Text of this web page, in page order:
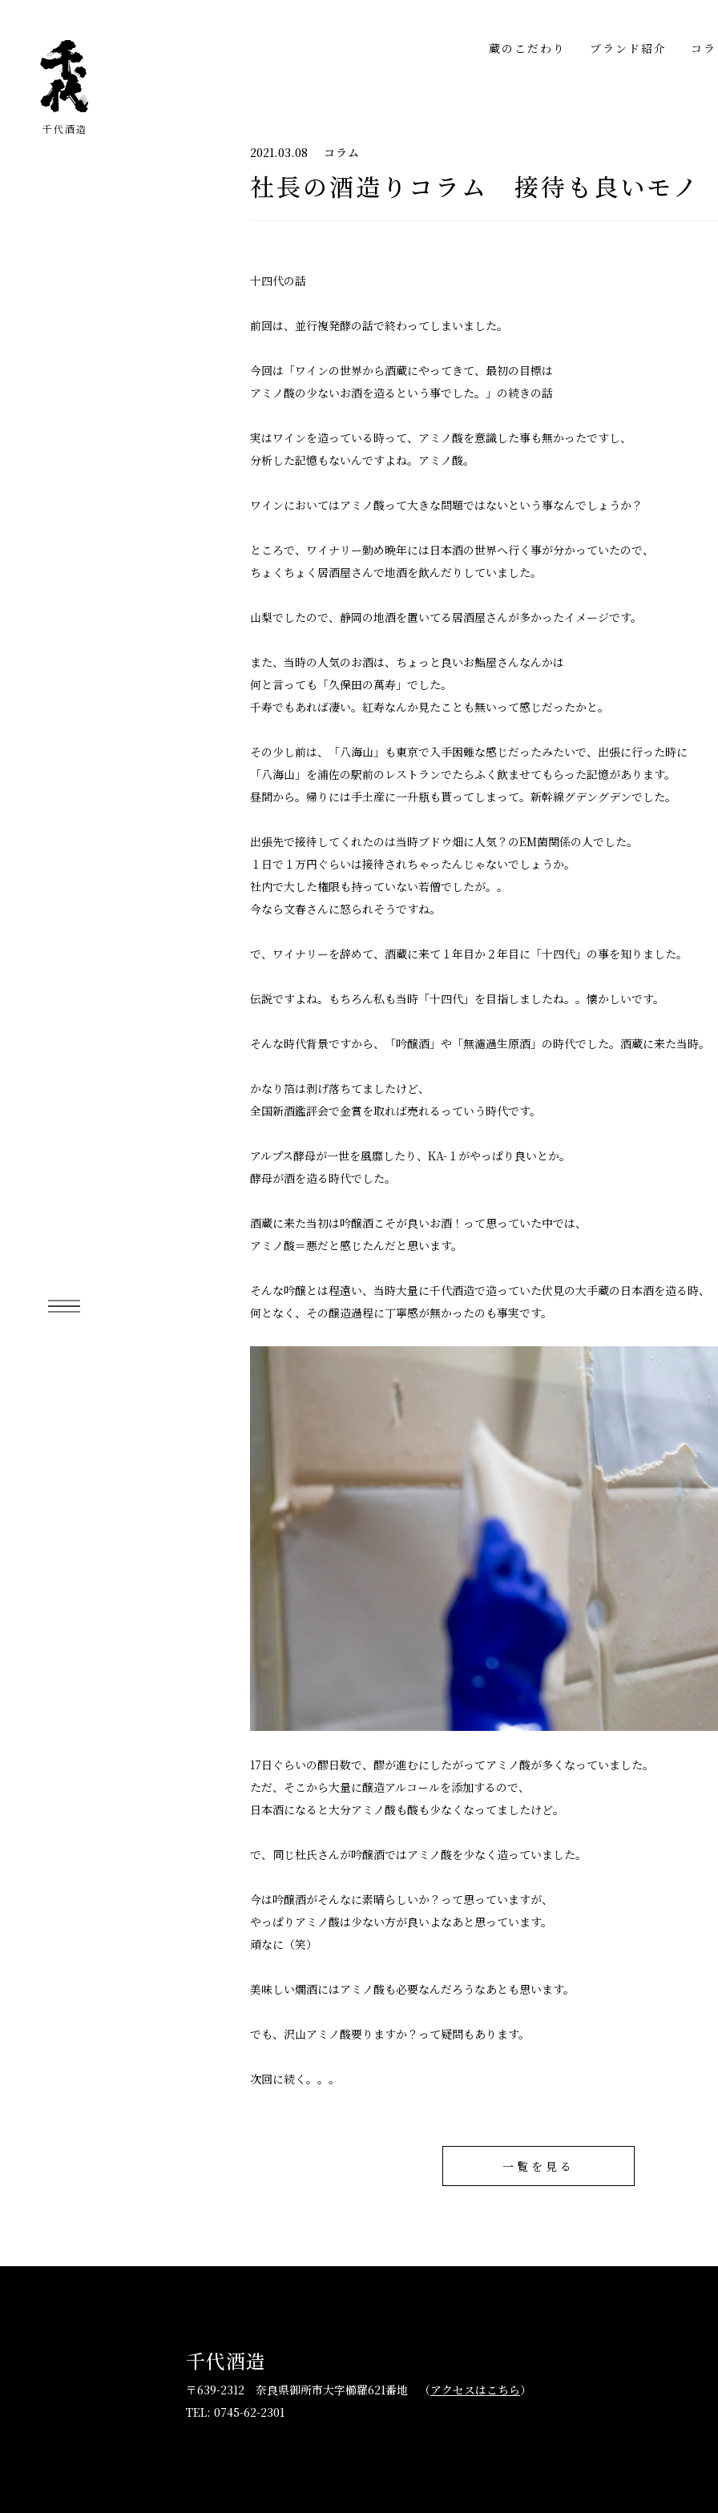
千代酒造
蔵のこだわり
ブランド紹介
櫛羅
会社概要・ア
お問い合わせ
蔵のこだわり ブランド紹介 コ
2021.03.08 コラム
社長の酒造りコラム 接待も良いモノ
十四代の話
前回は、並行複発酵の話で終わってしまいました。
今回は「ワインの世界から酒蔵にやってきて、最初の目標は
アミノ酸の少ないお酒を造るという事でした。」の続きの話
実はワインを造っている時って、アミノ酸を意識した事も無かったですし、
分析した記憶もないんですよね。アミノ酸。
ワインにおいてはアミノ酸って大きな問題ではないという事なんでしょうか？
ところで、ワイナリー勤め晩年には日本酒の世界へ行く事が分かっていたので、
ちょくちょく居酒屋さんで地酒を飲んだりしていました。
山梨でしたので、静岡の地酒を置いてる居酒屋さんが多かったイメージです。
また、当時の人気のお酒は、ちょっと良いお鮨屋さんなんかは
何と言っても「久保田の萬寿」でした。
千寿でもあれば凄い。紅寿なんか見たことも無いって感じだったかと。
その少し前は、「八海山」も東京で入手困難な感じだったみたいで、出張に行った時に
「八海山」を浦佐の駅前のレストランでたらふく飲ませてもらった記憶があります。
昼間から。帰りには手土産に一升瓶も貰ってしまって。新幹線グデングデンでした。
出張先で接待してくれたのは当時ブドウ畑に人気？のEM菌関係の人でした。
１日で１万円ぐらいは接待されちゃったんじゃないでしょうか。
社内で大した権限も持っていない若僧でしたが。。
今なら文春さんに怒られそうですね。
で、ワイナリーを辞めて、酒蔵に来て１年目か２年目に「十四代」の事を知りました。
伝説ですよね。もちろん私も当時「十四代」を目指しましたね。。懐かしいです。
そんな時代背景ですから、「吟醸酒」や「無濾過生原酒」の時代でした。酒蔵に来た当時。
かなり箔は剥げ落ちてましたけど、
全国新酒鑑評会で金賞を取れば売れるっていう時代です。
アルプス酵母が一世を風靡したり、KA-１がやっぱり良いとか。
酵母が酒を造る時代でした。
酒蔵に来た当初は吟醸酒こそが良いお酒！って思っていた中では、
アミノ酸＝悪だと感じたんだと思います。
そんな吟醸とは程遠い、当時大量に千代酒造で造っていた伏見の大手蔵の日本酒を造る時、
何となく、その醸造過程に丁寧感が無かったのも事実です。
17日ぐらいの醪日数で、醪が進むにしたがってアミノ酸が多くなっていました。
ただ、そこから大量に醸造アルコールを添加するので、
日本酒になると大分アミノ酸も酸も少なくなってましたけど。
で、同じ杜氏さんが吟醸酒ではアミノ酸を少なく造っていました。
今は吟醸酒がそんなに素晴らしいか？って思っていますが、
やっぱりアミノ酸は少ない方が良いよなあと思っています。
頑なに（笑）
美味しい燗酒にはアミノ酸も必要なんだろうなあとも思います。
でも、沢山アミノ酸要りますか？って疑問もあります。
次回に続く。。。
一覧を見る
千代酒造
〒639-2312 奈良県御所市大字櫛羅621番地 （アクセスはこちら）
TEL: 0745-62-2301